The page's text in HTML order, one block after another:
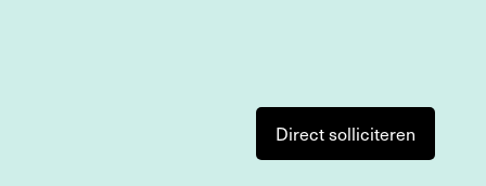
Direct solliciteren